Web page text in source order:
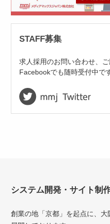
STAFF募集
求人採用のお問い合わせ、
Facebookでも随時受付中で
システム開発・サイト制
創業の地「京都」を起点に、